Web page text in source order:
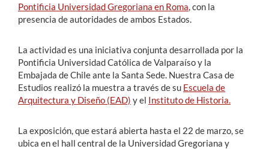
Pontificia Universidad Gregoriana en Roma , con la
presencia de autoridades de ambos Estados.
La actividad es una iniciativa conjunta desarrollada por la
Pontificia Universidad Católica de Valparaíso y la
Embajada de Chile ante la Santa Sede. Nuestra Casa de
Estudios realizó la muestra a través de su Escuela de
Arquitectura y Diseño (EAD) y el Instituto de Historia.
La exposición, que estará abierta hasta el 22 de marzo, se
ubica en el hall central de la Universidad Gregoriana y